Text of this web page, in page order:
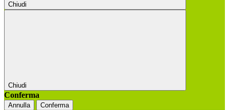
Chiudi
Chiudi
Conferma
Annulla Conferma